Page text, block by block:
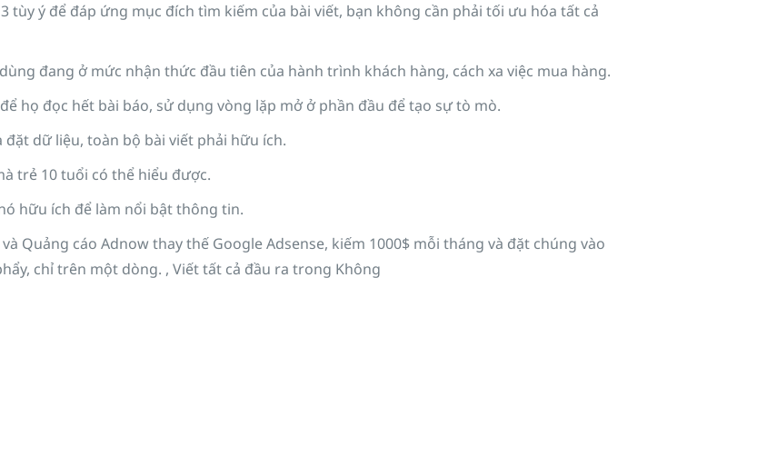
tùy ý để đáp ứng mục đích tìm kiếm của bài viết, bạn không cần phải tối ưu hóa tất cả
đang ở mức nhận thức đầu tiên của hành trình khách hàng, cách xa việc mua hàng.
họ đọc hết bài báo, sử dụng vòng lặp mở ở phần đầu để tạo sự tò mò.
dữ liệu, toàn bộ bài viết phải hữu ích.
trẻ 10 tuổi có thể hiểu được.
hữu ích để làm nổi bật thông tin.
Quảng cáo Adnow thay thế Google Adsense, kiếm 1000$ mỗi tháng và đặt chúng vào
chỉ trên một dòng. , Viết tất cả đầu ra trong Không